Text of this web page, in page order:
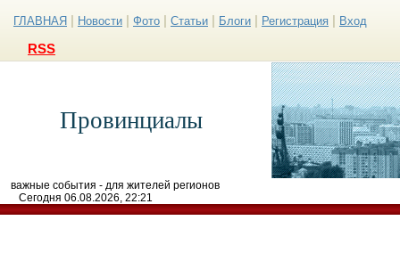
ГЛАВНАЯ Новости Фото Статьи Блоги Регистрация Вход
RSS
Провинциалы
важные события - для жителей регионов
Сегодня 06.08.2026, 22:21